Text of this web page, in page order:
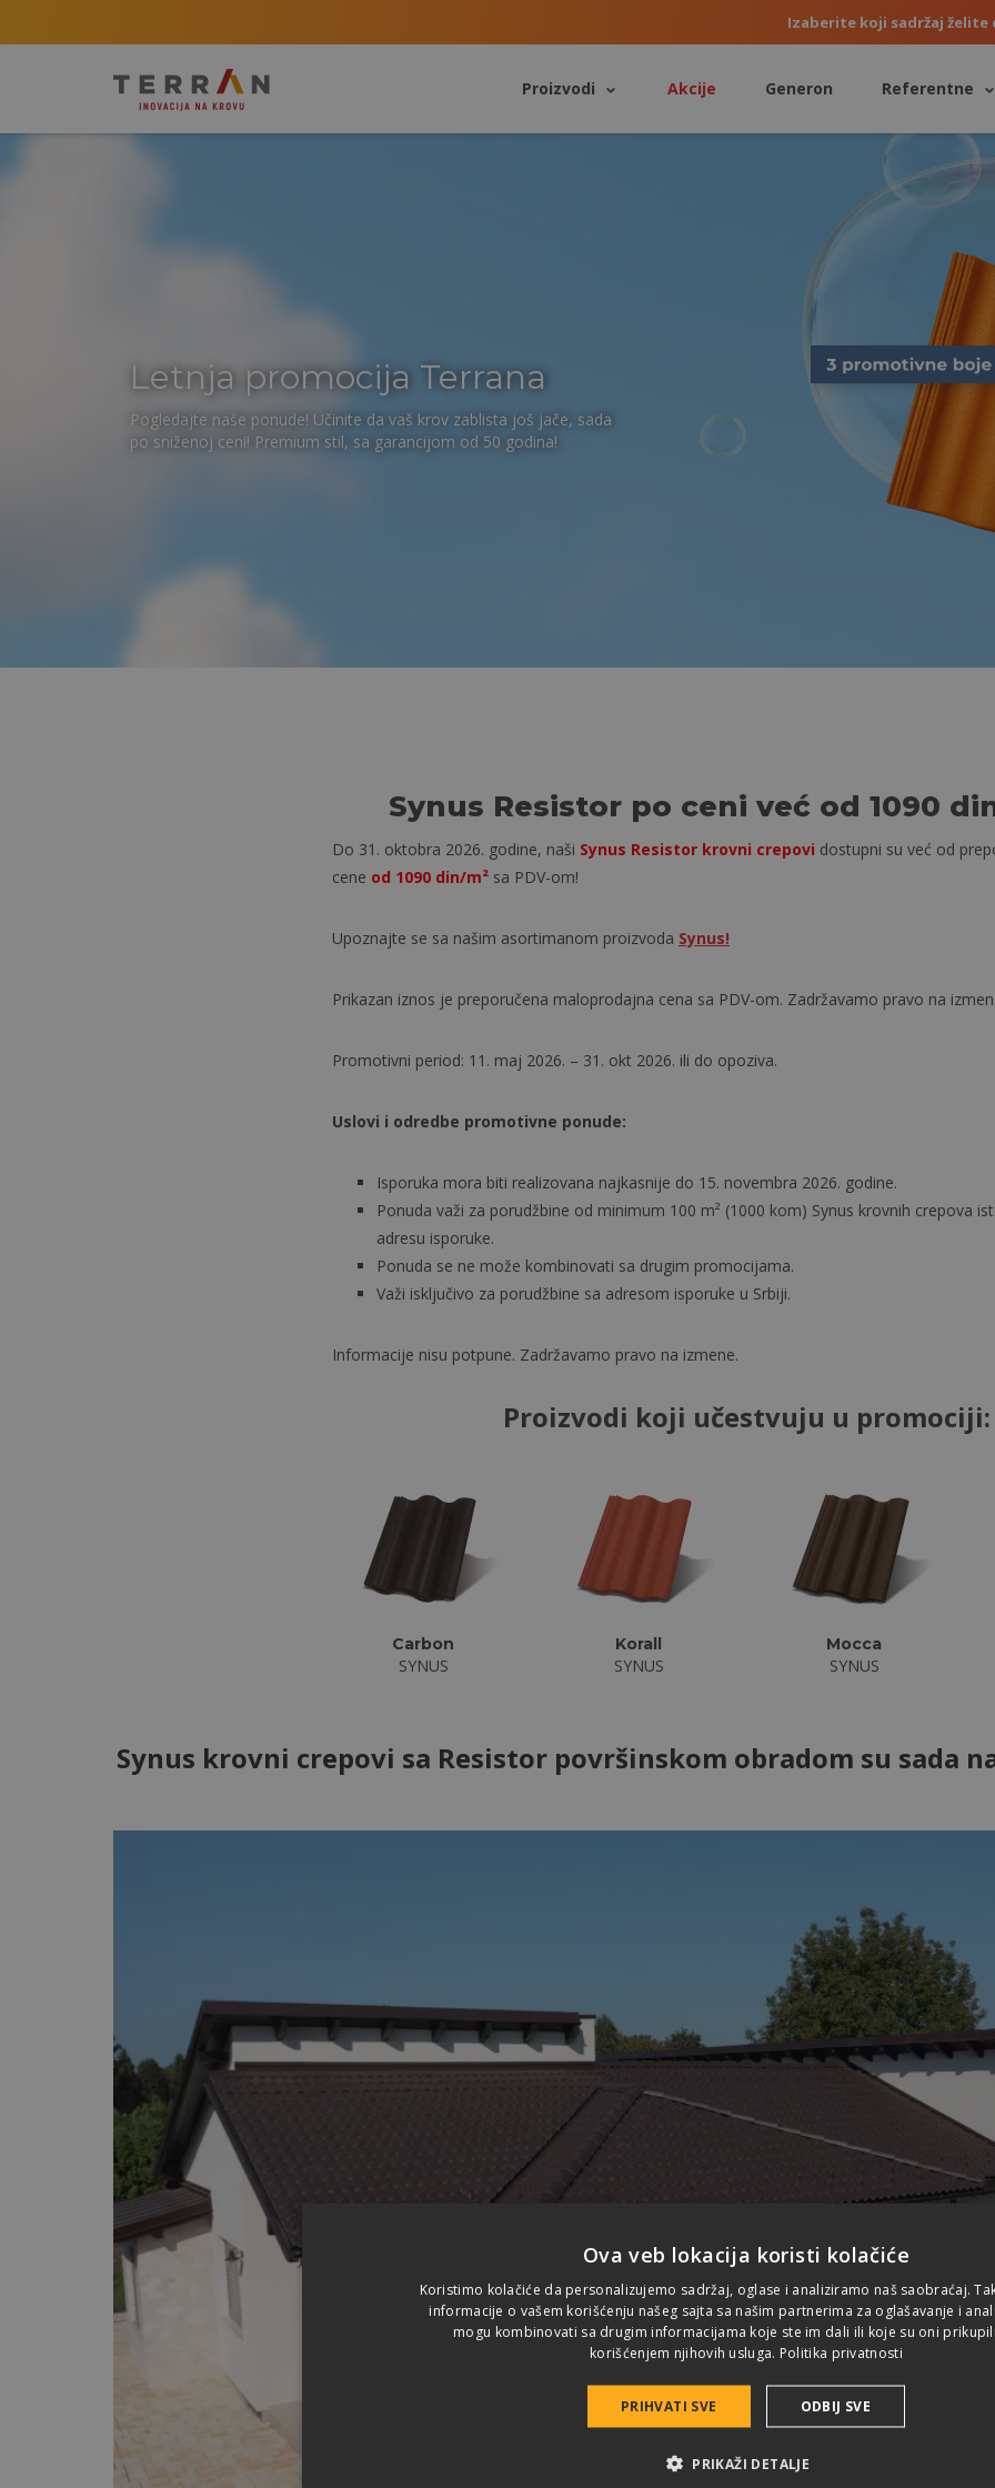
Izaberite koji sadržaj želite
Proizvodi Akcije Generon Referentne
Letnja promocija Terrana
Pogledajte naše ponude! Učinite da vaš krov zablista još jače, sada
po sniženoj ceni! Premium stil, sa garancijom od 50 godina!
Synus Resistor po ceni već od 1090
Do 31. oktobra 2026. godine, naši Synus Resistor krovni crepovi dostupni su već od
cene od 1090 din/m² sa PDV-om!
Upoznajte se sa našim asortimanom proizvoda Synus!
Prikazan iznos je preporučena maloprodajna cena sa PDV-om. Zadržavamo pravo na
Promotivni period: 11. maj 2026. – 31. okt 2026. ili do opoziva.
Uslovi i odredbe promotivne ponude:
Isporuka mora biti realizovana najkasnije do 15. novembra 2026. godine.
Ponuda važi za porudžbine od minimum 100 m² (1000 kom) Synus krovnih crepova
adresu isporuke.
Ponuda se ne može kombinovati sa drugim promocijama.
Važi isključivo za porudžbine sa adresom isporuke u Srbiji.
Informacije nisu potpune. Zadržavamo pravo na izmene.
Proizvodi koji učestvuju u promociji:
Carbon
SYNUS
Korall
SYNUS
Mocca
SYNUS
Synus krovni crepovi sa Resistor površinskom obradom su sada
Ova veb lokacija koristi kolačiće
Koristimo kolačiće da personalizujemo sadržaj, oglase i analiziramo naš saobraćaj.
informacije o vašem korišćenju našeg sajta sa našim partnerima za oglašavanje i
mogu kombinovati sa drugim informacijama koje ste im dali ili koje su oni
korišćenjem njihovih usluga. Politika privatnosti
PRIHVATI SVE ODBIJ SVE
PRIKAŽI DETALJE